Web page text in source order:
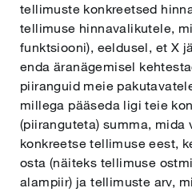
tellimuste konkreetsed
tellimuse hinnavalikutele,
funktsiooni), eeldusel, et X
enda äranägemisel
piiranguid meie
millega pääseda ligi teie
(piiranguteta) summa, mida
konkreetse tellimuse eest,
osta (näiteks tellimuse
alampiir) ja tellimuste arv,